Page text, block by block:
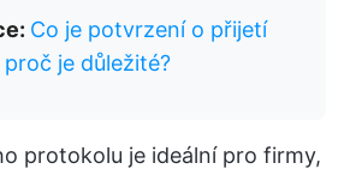
Co je potvrzení o přijetí
je důležité?
protokolu je ideální pro firmy,